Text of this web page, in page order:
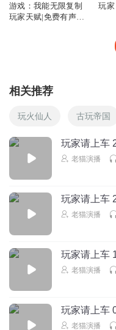
游戏：我能无限复制
玩家天赋|免费有声小
玩家
相关推荐
玩火仙人 古玩帝国
玩家请上车
老猫演播
玩家请上车
老猫演播
玩家请上车
老猫演播
玩家请上车
老猫演播